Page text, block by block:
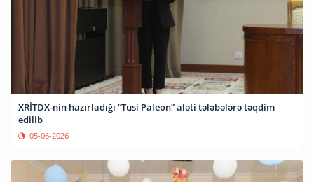
XRİTDX-nin hazırladığı “Tusi Paleon” aləti tələbələrə təqdim
edilib
05-06-2026